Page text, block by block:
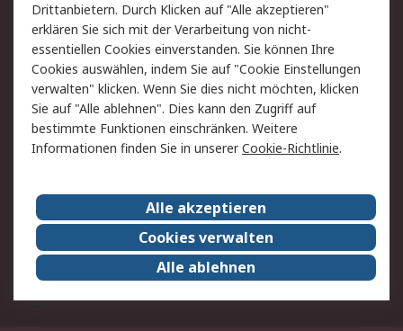
Rechtliches
RS Verkaufs- und
Lieferbedingungen
Datenschutz
Cookie-Richtlinie
Zahlungsbedingungen
Impressum
Webseite Konditionen
RS weltweit
Karriere bei RS
Nachhaltigkeit
Qualität/Zertifikate
Presse-Center
Event-Center
Drittanbietern. Durch Klicken auf "Alle akzeptieren"
erklären Sie sich mit der Verarbeitung von nicht-
essentiellen Cookies einverstanden. Sie können Ihre
Cookies auswählen, indem Sie auf "Cookie Einstellungen
verwalten" klicken. Wenn Sie dies nicht möchten, klicken
Sie auf "Alle ablehnen". Dies kann den Zugriff auf
bestimmte Funktionen einschränken. Weitere
Informationen finden Sie in unsererCookie-Richtlinie.
Alle akzeptieren
Cookies verwalten
Alle ablehnen